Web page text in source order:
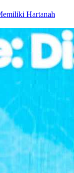
Hartanah